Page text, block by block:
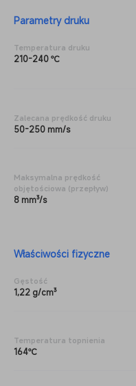
Parametry druku
Temperatura druku
210-240 ℃
Zalecana prędkość druku
50-250 mm/s
Maksymalna prędkość
objętościowa (przepływ)
8 mm³/s
Właściwości fizyczne
Gęstość
1,22 g/cm³
Temperatura topnienia
164℃